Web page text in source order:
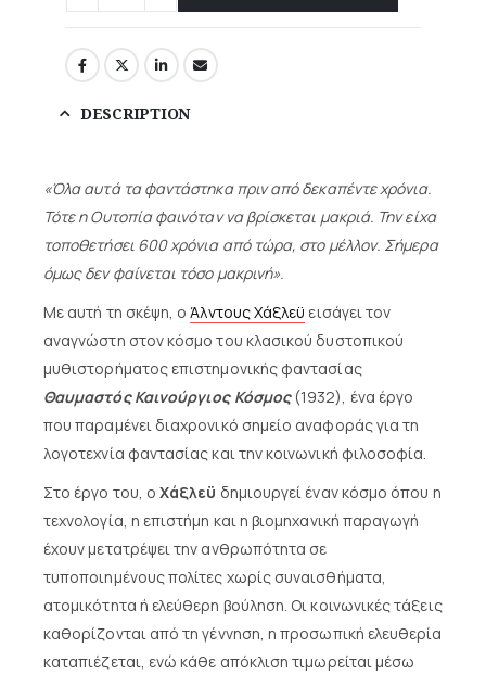
DESCRIPTION
«Όλα αυτά τα φαντάστηκα πριν από δεκαπέντε χρόνια.
Τότε η Ουτοπία φαινόταν να βρίσκεται μακριά. Την είχα
τοποθετήσει 600 χρόνια από τώρα, στο μέλλον. Σήμερα
όμως δεν φαίνεται τόσο μακρινή».
Με αυτή τη σκέψη, οΆλντους Χάξλεϋ εισάγει τον
αναγνώστη στον κόσμο του κλασικού δυστοπικού
μυθιστορήματος επιστημονικής φαντασίας
Θαυμαστός Καινούργιος Κόσμος(1932), ένα έργο
που παραμένει διαχρονικό σημείο αναφοράς για τη
λογοτεχνία φαντασίας και την κοινωνική φιλοσοφία.
Στο έργο του, οΧάξλεϋ δημιουργεί έναν κόσμο όπου η
τεχνολογία, η επιστήμη και η βιομηχανική παραγωγή
έχουν μετατρέψει την ανθρωπότητα σε
τυποποιημένους πολίτες χωρίς συναισθήματα,
ατομικότητα ή ελεύθερη βούληση. Οι κοινωνικές τάξεις
καθορίζονται από τη γέννηση, η προσωπική ελευθερία
καταπιέζεται, ενώ κάθε απόκλιση τιμωρείται μέσω